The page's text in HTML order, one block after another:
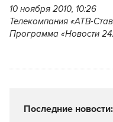
10 ноября 2010, 10:26
Телекомпания «АТВ-
Программа «Новости
Последние новости: